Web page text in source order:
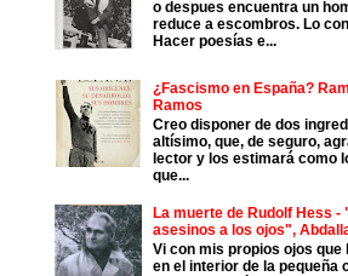
o despues encuentra un
reduce a escombros. Lo
Hacer poesías e...
¿Fascismo en España?
Ramos
Creo disponer de dos
altísimo, que, de seguro,
lector y los estimará como
que...
La muerte de Rudolf Hess -
asesinos a los ojos",
Vi con mis propios ojos que
en el interior de la pequeña